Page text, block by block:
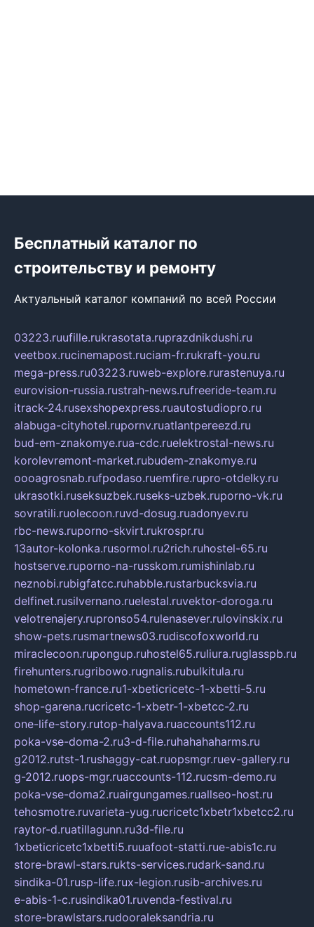
Бесплатный каталог по
строительству и ремонту
Актуальный каталог компаний по всей России
03223.ruufille.rukrasotata.ruprazdnikdushi.ru
veetbox.rucinemapost.ruciam-fr.rukraft-you.ru
mega-press.ru03223.ruweb-explore.rurastenuya.ru
eurovision-russia.rustrah-news.rufreeride-team.ru
itrack-24.rusexshopexpress.ruautostudiopro.ru
alabuga-cityhotel.rupornv.ruatlantpereezd.ru
bud-em-znakomye.rua-cdc.ruelektrostal-news.ru
korolevremont-market.rubudem-znakomye.ru
oooagrosnab.rufpodaso.ruemfire.rupro-otdelky.ru
ukrasotki.ruseksuzbek.ruseks-uzbek.ruporno-vk.ru
sovratili.ruolecoon.ruvd-dosug.ruadonyev.ru
rbc-news.ruporno-skvirt.rukrospr.ru
13autor-kolonka.rusormol.ru2rich.ruhostel-65.ru
hostserve.ruporno-na-russkom.rumishinlab.ru
neznobi.rubigfatcc.ruhabble.rustarbucksvia.ru
delfinet.rusilvernano.ruelestal.ruvektor-doroga.ru
velotrenajery.rupronso54.rulenasever.rulovinskix.ru
show-pets.rusmartnews03.rudiscofoxworld.ru
miraclecoon.rupongup.ruhostel65.ruliura.ruglasspb.ru
firehunters.rugribowo.rugnalis.rubulkitula.ru
hometown-france.ru1-xbeticricetc-1-xbetti-5.ru
shop-garena.rucricetc-1-xbetr-1-xbetcc-2.ru
one-life-story.rutop-halyava.ruaccounts112.ru
poka-vse-doma-2.ru3-d-file.ruhahahaharms.ru
g2012.rutst-1.rushaggy-cat.ruopsmgr.ruev-gallery.ru
g-2012.ruops-mgr.ruaccounts-112.rucsm-demo.ru
poka-vse-doma2.ruairgungames.ruallseo-host.ru
tehosmotre.ruvarieta-yug.rucricetc1xbetr1xbetcc2.ru
raytor-d.ruatillagunn.ru3d-file.ru
1xbeticricetc1xbetti5.ruuafoot-statti.rue-abis1c.ru
store-brawl-stars.rukts-services.rudark-sand.ru
sindika-01.rusp-life.rux-legion.rusib-archives.ru
e-abis-1-c.rusindika01.ruvenda-festival.ru
store-brawlstars.rudooraleksandria.ru